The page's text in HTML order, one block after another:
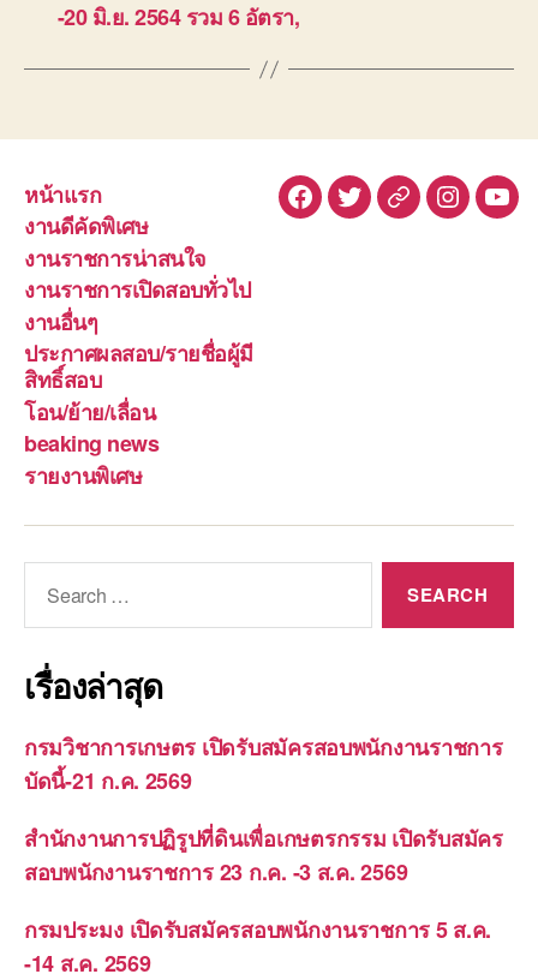
-20 มิ.ย. 2564 รวม 6 อัตรา,
หน้าแรก
งานดีคัดพิเศษ
งานราชการน่าสนใจ
งานราชการเปิดสอบทั่วไป
งานอื่นๆ
ประกาศผลสอบ/รายชื่อผู้มี
สิทธิ์สอบ
โอน/ย้าย/เลื่อน
beaking news
รายงานพิเศษ
Facebook
TwitterLine
เรื่องล่าสุด
กรมวิชาการเกษตร เปิดรับสมัครสอบพนักงานราชการ
บัดนี้-21 ก.ค. 2569
สำนักงานการปฏิรูปที่ดินเพื่อเกษตรกรรม เปิดรับสมัคร
สอบพนักงานราชการ 23 ก.ค. -3 ส.ค. 2569
กรมประมง เปิดรับสมัครสอบพนักงานราชการ 5 ส.ค.
-14 ส.ค. 2569